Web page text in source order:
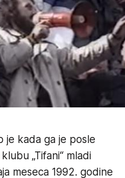
je kada ga je posle
„Tifani“ mladi
meseca 1992. godine